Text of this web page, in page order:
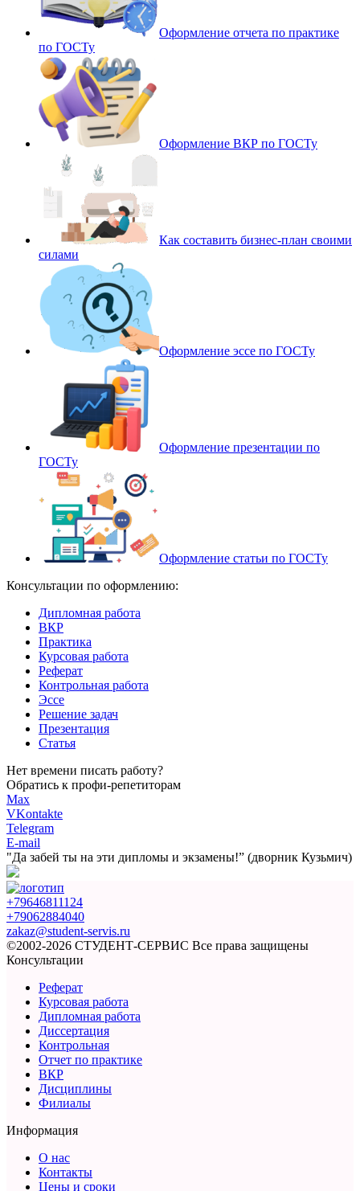
Оформление отчета по практике
по ГОСТу
Оформление ВКР по ГОСТу
Как составить бизнес-план своими
силами
Оформление эссе по ГОСТу
Оформление презентации по
ГОСТу
Оформление статьи по ГОСТу
Консультации по оформлению:
Дипломная работа
ВКР
Практика
Курсовая работа
Реферат
Контрольная работа
Эссе
Решение задач
Презентация
Статья
Нет времени писать работу?
Обратись к профи-репетиторам
Max
VKontakte
Telegram
E-mail
"Да забей ты на эти дипломы и экзамены!” (дворник Кузьмич)
+79646811124
+79062884040
zakaz@student-servis.ru
©2002-2026 СТУДЕНТ-СЕРВИС Все права защищены
Консультации
Реферат
Курсовая работа
Дипломная работа
Диссертация
Контрольная
Отчет по практике
ВКР
Дисциплины
Филиалы
Информация
О нас
Контакты
Цены и сроки